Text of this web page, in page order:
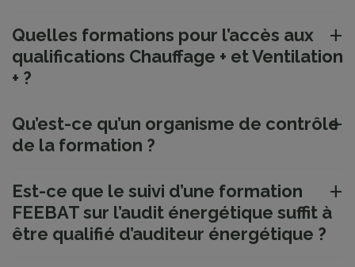
Quelles formations pour l’accès aux
qualifications Chauffage + et Ventilation
+ ?
Qu’est-ce qu’un organisme de contrôle
de la formation ?
Est-ce que le suivi d’une formation
FEEBAT sur l’audit énergétique suffit à
être qualifié d’auditeur énergétique ?